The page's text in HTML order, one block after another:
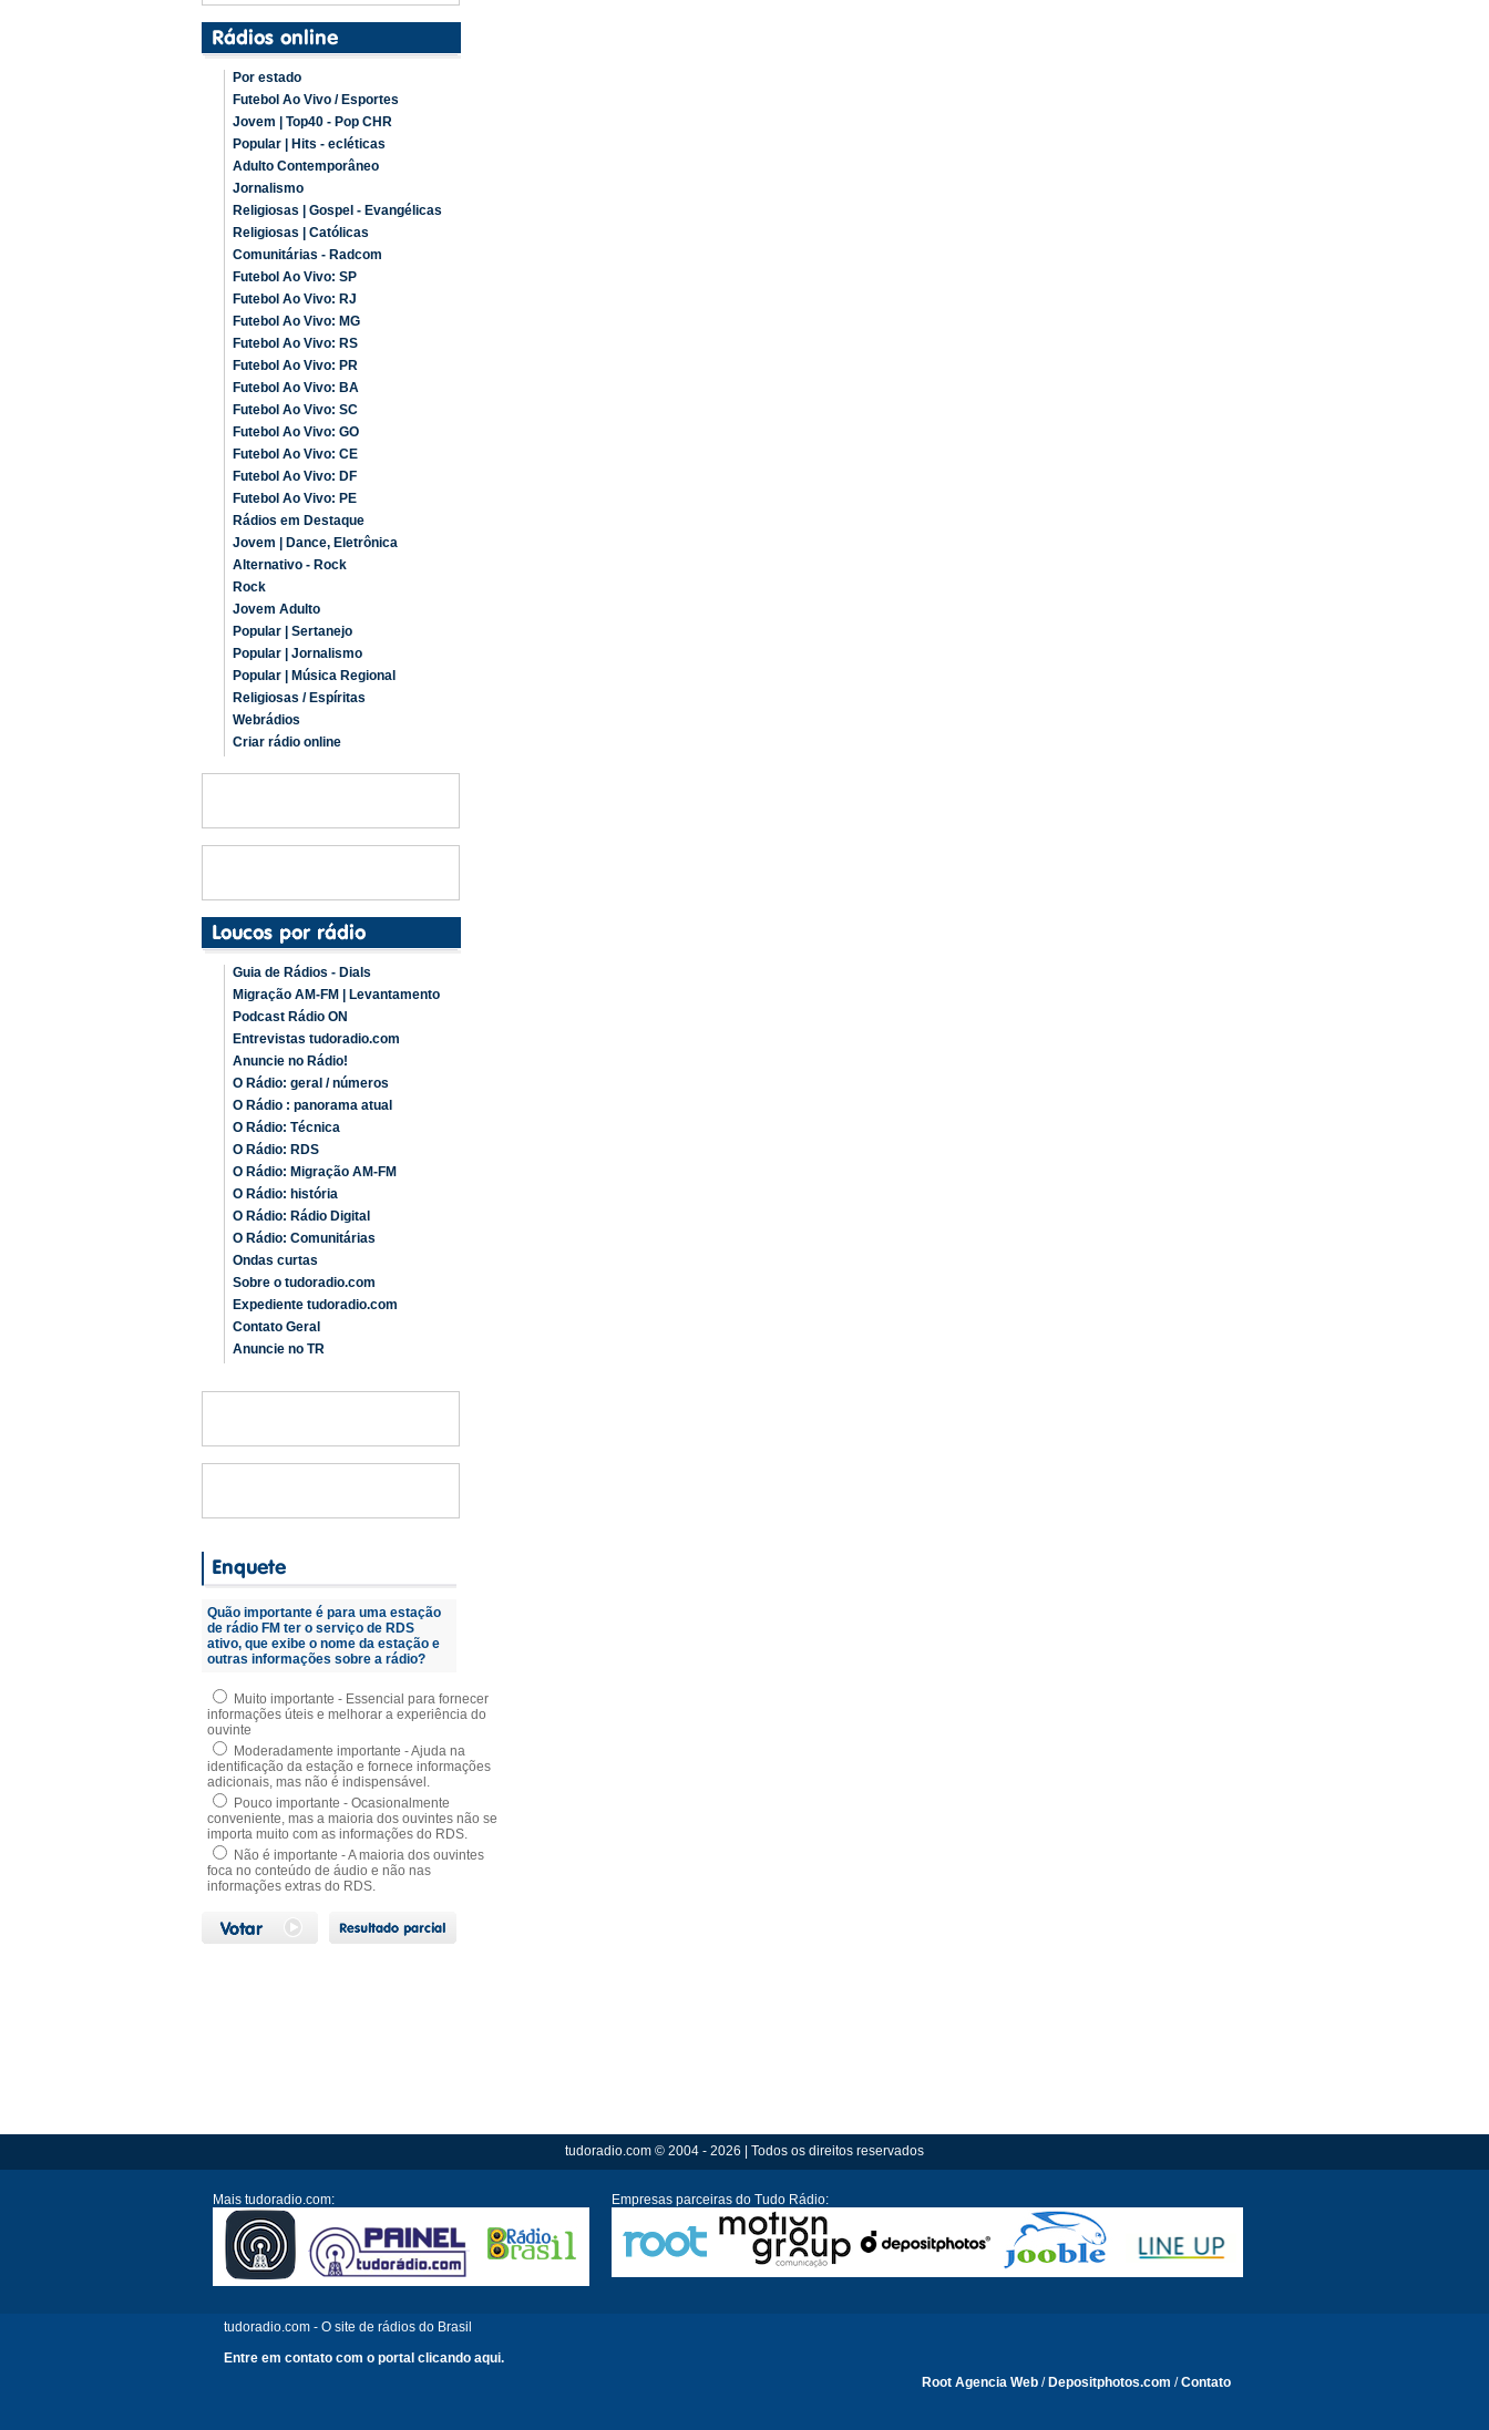
Por estado
Futebol Ao Vivo / Esportes
Jovem | Top40 - Pop CHR
Popular | Hits - ecléticas
Adulto Contemporâneo
Jornalismo
Religiosas | Gospel - Evangélicas
Religiosas | Católicas
Comunitárias - Radcom
Futebol Ao Vivo: SP
Futebol Ao Vivo: RJ
Futebol Ao Vivo: MG
Futebol Ao Vivo: RS
Futebol Ao Vivo: PR
Futebol Ao Vivo: BA
Futebol Ao Vivo: SC
Futebol Ao Vivo: GO
Futebol Ao Vivo: CE
Futebol Ao Vivo: DF
Futebol Ao Vivo: PE
Rádios em Destaque
Jovem | Dance, Eletrônica
Alternativo - Rock
Rock
Jovem Adulto
Popular | Sertanejo
Popular | Jornalismo
Popular | Música Regional
Religiosas / Espíritas
Webrádios
Criar rádio online
Guia de Rádios - Dials
Migração AM-FM | Levantamento
Podcast Rádio ON
Entrevistas tudoradio.com
Anuncie no Rádio!
O Rádio: geral / números
O Rádio : panorama atual
O Rádio: Técnica
O Rádio: RDS
O Rádio: Migração AM-FM
O Rádio: história
O Rádio: Rádio Digital
O Rádio: Comunitárias
Ondas curtas
Sobre o tudoradio.com
Expediente tudoradio.com
Contato Geral
Anuncie no TR
Quão importante é para uma estação
de rádio FM ter o serviço de RDS
ativo, que exibe o nome da estação e
outras informações sobre a rádio?
Muito importante - Essencial para fornecer
informações úteis e melhorar a experiência do
ouvinte
Moderadamente importante - Ajuda na
identificação da estação e fornece informações
adicionais, mas não é indispensável.
Pouco importante - Ocasionalmente
conveniente, mas a maioria dos ouvintes não se
importa muito com as informações do RDS.
Não é importante - A maioria dos ouvintes
foca no conteúdo de áudio e não nas
informações extras do RDS.
tudoradio.com © 2004 - 2026 | Todos os direitos reservados
Mais tudoradio.com: Empresas parceiras do Tudo Rádio:
tudoradio.com - O site de rádios do Brasil
Entre em contato com o portal clicando aqui.
Root Agencia Web / Depositphotos.com /Contato